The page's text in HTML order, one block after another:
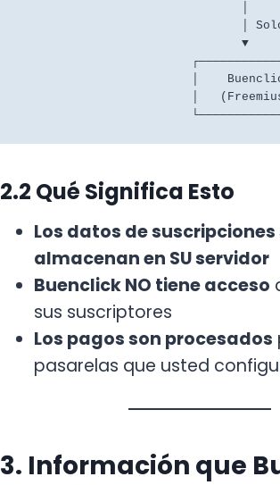
2.2 Qué Significa Esto
Los datos de suscripciones
almacenan en SU servidor
Buenclick NO tiene acceso
sus suscriptores
Los pagos son procesados
pasarelas que usted
3. Información que